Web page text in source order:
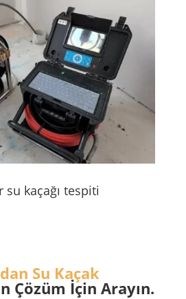
su kaçağı tespiti
Su Kaçak
Çözüm İçin Arayın.